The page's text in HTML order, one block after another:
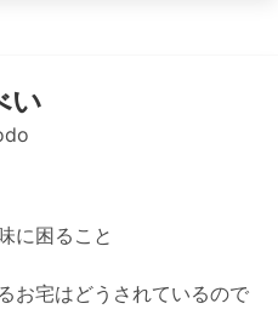
い
に困ること
お宅はどうされているので